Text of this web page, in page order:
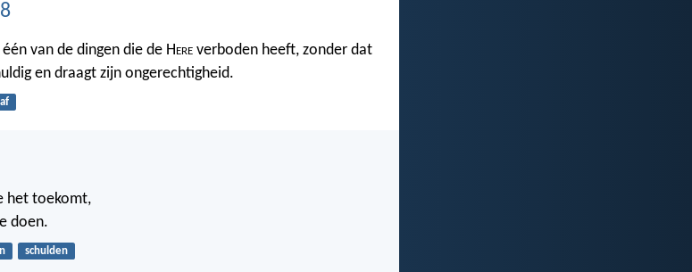
van de dingen die de Here verboden heeft, zonder dat
en draagt zijn ongerechtigheid.
het toekomt,
doen.
schulden